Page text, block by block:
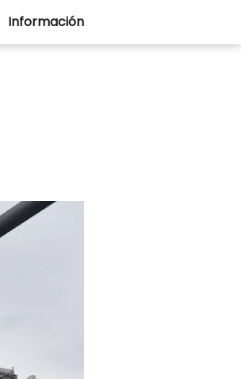
Información